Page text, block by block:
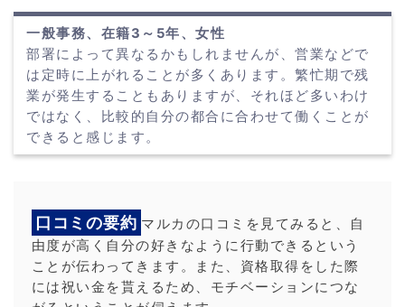
一般事務、在籍3～5年、女性
部署によって異なるかもしれませんが、営業などで
は定時に上がれることが多くあります。繁忙期で残
業が発生することもありますが、それほど多いわけ
ではなく、比較的自分の都合に合わせて働くことが
できると感じます。
口コミの要約 マルカの口コミを見てみると、自
由度が高く自分の好きなように行動できるという
ことが伝わってきます。また、資格取得をした際
には祝い金を貰えるため、モチベーションにつな